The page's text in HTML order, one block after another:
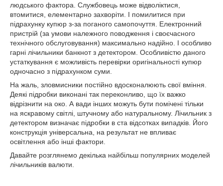
людського фактора. Службовець може відволіктися,
втомитися, елементарно захворіти. І помилитися при
підрахунку купюр з-за поганого самопочуття. Електронний
пристрій (за умови належного поводження і своєчасного
технічного обслуговування) максимально надійно. І особливо
гарні лічильники банкнот з детектором. Особливістю даного
устаткування є можливість перевірки оригінальності купюр
одночасно з підрахунком суми.
На жаль, зловмисники постійно вдосконалюють свої вміння.
Деякі підробки виконані так переконливо, що їх важко
відрізнити на око. А вади інших можуть бути помічені тільки
на яскравому світлі, штучному або натуральному. Лічильник з
детектором визначає підробки в ста відсотках випадків. Його
конструкція універсальна, на результат не впливає
освітлення або інші фактори.
Давайте розглянемо декілька найбільш популярних моделей
лічильників валюти.